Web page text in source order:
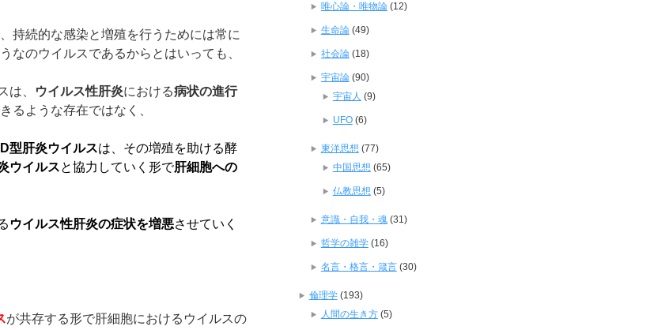
持続的な感染と増殖を行うためには常に
なのウイルスであるからとはいっても、
は、 ウイルス性肝炎における病状の進行
るような存在ではなく、
D型肝炎ウイルスは、その増殖を助ける酵
ウイルスと協力していく形で肝細胞への
ウイルス性肝炎の症状を増悪させていく
が共存する形で肝細胞におけるウイルスの
唯心論・唯物論(12)
生命論(49)
社会論(18)
宇宙論(90)
宇宙人 (9)
UFO(6)
東洋思想 (77)
中国思想 (65)
仏教思想 (5)
意識・自我・魂(31)
哲学の雑学(16)
名言・格言・箴言(30)
倫理学(193)
人間の生き方(5)